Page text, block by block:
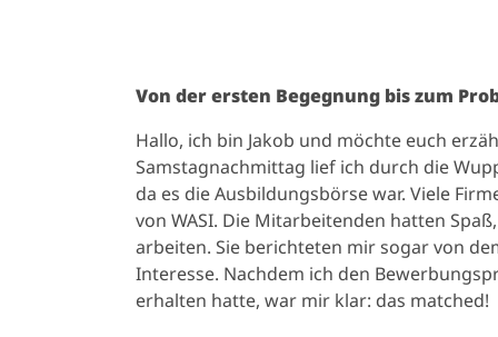
Von der ersten Begegnung bis zum
Hallo, ich bin Jakob und möchte euch
Samstagnachmittag lief ich durch die
da es die Ausbildungsbörse war. Viele
von WASI. Die Mitarbeitenden hatten
arbeiten. Sie berichteten mir sogar von
Interesse. Nachdem ich den
erhalten hatte, war mir klar: das matched!